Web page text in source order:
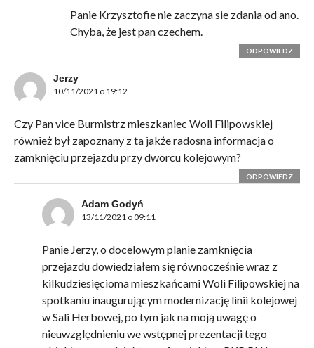
Panie Krzysztofie nie zaczyna sie zdania od ano.
Chyba, że jest pan czechem.
ODPOWIEDZ
Jerzy
10/11/2021 o 19:12
Czy Pan vice Burmistrz mieszkaniec Woli Filipowskiej
również był zapoznany z ta jakże radosna informacja o
zamknięciu przejazdu przy dworcu kolejowym?
ODPOWIEDZ
Adam Godyń
13/11/2021 o 09:11
Panie Jerzy, o docelowym planie zamknięcia
przejazdu dowiedziałem się równocześnie wraz z
kilkudziesięcioma mieszkańcami Woli Filipowskiej na
spotkaniu inaugurującym modernizację linii kolejowej
w Sali Herbowej, po tym jak na moją uwagę o
nieuwzględnieniu we wstępnej prezentacji tego